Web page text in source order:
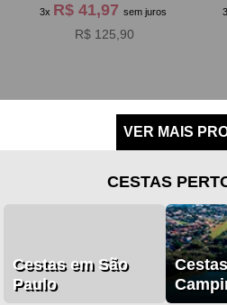
3x R$ 41,97 sem juros
R$ 125,90
CESTAS
Cestas em São
Paulo